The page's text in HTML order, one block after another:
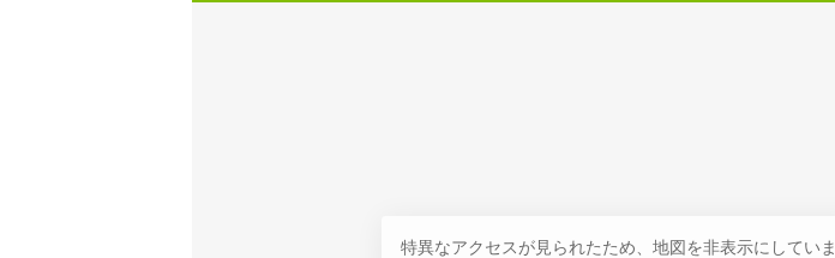
特異なアクセスが見られたため、地図を非表示にしていま